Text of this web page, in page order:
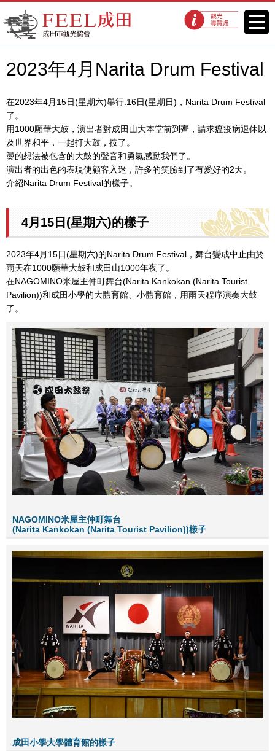
FEEL成田成田市觀光協會官方網
站
觀光導覽處 菜單
2023年4月Narita Drum Festival
在2023年4月15日(星期六)舉行.16日(星期日)，Narita Drum Festival
了。
用1000願華大鼓，演出者對成田山大本堂前到齊，請求瘟疫病退休以
及世界和平，一起打大鼓，按了。
燙的想法被包含的大鼓的聲音和勇氣感動我們了。
演出者的出色的表現使顧客入迷，許多的笑臉到了有愛好的2天。
介紹Narita Drum Festival的樣子。
4月15日(星期六)的樣子
2023年4月15日(星期六)的Narita Drum Festival，舞台變成中止由於
雨天在1000願華大鼓和成田山1000年夜了。
在NAGOMINO米屋主仲町舞台(Narita Kankokan (Narita Tourist
Pavilion))和成田小學的大體育館、小體育館，用雨天程序演奏大鼓
了。
NAGOMINO米屋主仲町舞台
(Narita Kankokan (Narita Tourist Pavilion))樣子
成田小學大學體育館的樣子